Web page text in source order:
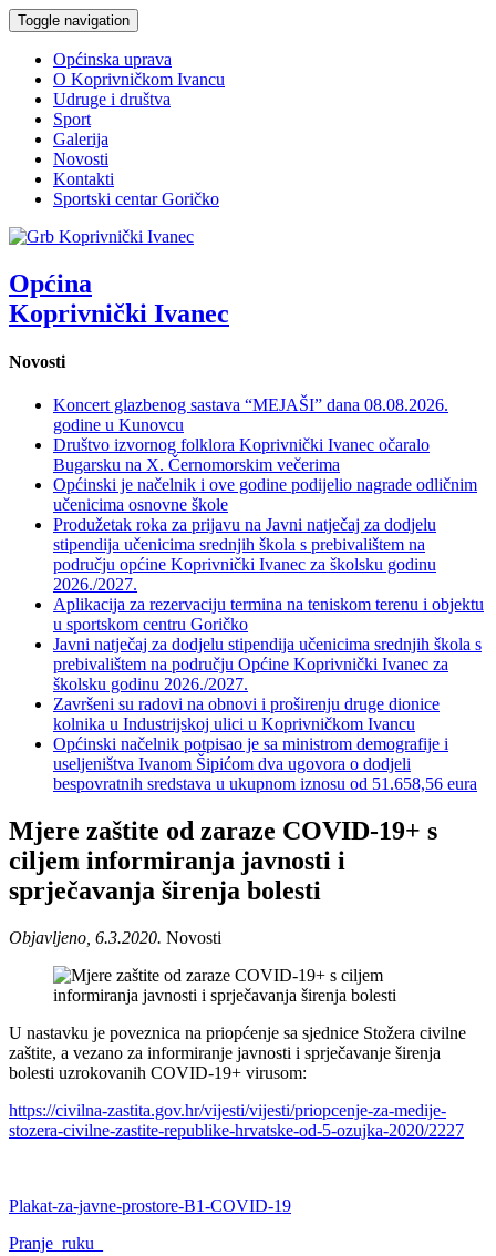
Toggle navigation
Općinska uprava
O Koprivničkom Ivancu
Udruge i društva
Sport
Galerija
Novosti
Kontakti
Sportski centar Goričko
Općina
Koprivnički Ivanec
Novosti
Koncert glazbenog sastava “MEJAŠI” dana 08.08.2026.
godine u Kunovcu
Društvo izvornog folklora Koprivnički Ivanec očaralo
Bugarsku na X. Černomorskim večerima
Općinski je načelnik i ove godine podijelio nagrade odličnim
učenicima osnovne škole
Produžetak roka za prijavu na Javni natječaj za dodjelu
stipendija učenicima srednjih škola s prebivalištem na
području općine Koprivnički Ivanec za školsku godinu
2026./2027.
Aplikacija za rezervaciju termina na teniskom terenu i objektu
u sportskom centru Goričko
Javni natječaj za dodjelu stipendija učenicima srednjih škola s
prebivalištem na području Općine Koprivnički Ivanec za
školsku godinu 2026./2027.
Završeni su radovi na obnovi i proširenju druge dionice
kolnika u Industrijskoj ulici u Koprivničkom Ivancu
Općinski načelnik potpisao je sa ministrom demografije i
useljeništva Ivanom Šipićom dva ugovora o dodjeli
bespovratnih sredstava u ukupnom iznosu od 51.658,56 eura
Mjere zaštite od zaraze COVID-19+ s
ciljem informiranja javnosti i
sprječavanja širenja bolesti
Objavljeno, 6.3.2020. Novosti
U nastavku je poveznica na priopćenje sa sjednice Stožera civilne
zaštite, a vezano za informiranje javnosti i sprječavanje širenja
bolesti uzrokovanih COVID-19+ virusom:
https://civilna-zastita.gov.hr/vijesti/vijesti/priopcenje-za-medije-
stozera-civilne-zastite-republike-hrvatske-od-5-ozujka-2020/2227
Plakat-za-javne-prostore-B1-COVID-19
Pranje_ruku_